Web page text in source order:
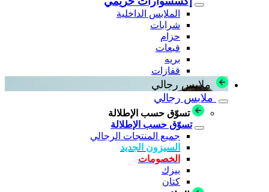
الملابس الداخلية
شرابات
حزام
قبعات
بريه
قفازات
ملابس رجالي
ملابس رجالي
تسوّق حسب الإطلالة
تسوّق حسب الإطلالة
جميع المنتجات الرجالي
السيزون الجديد
الخصومات
بيزك
كتان